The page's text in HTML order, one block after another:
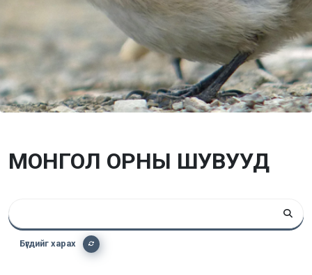
МОНГОЛ ОРНЫ ШУВУУД
Бүгдийг харах